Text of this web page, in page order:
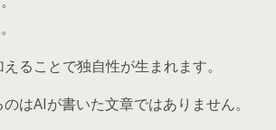
ることで独自性が生まれます。
はAIが書いた文章ではありません。